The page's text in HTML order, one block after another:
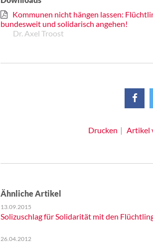
Kommunen nicht hängen lassen:
bundesweit und solidarisch angehen!
Dr. Axel Troost
Drucken Artikel
Ähnliche Artikel
13.09.2015
Solizuschlag für Solidarität mit den
26.04.2012